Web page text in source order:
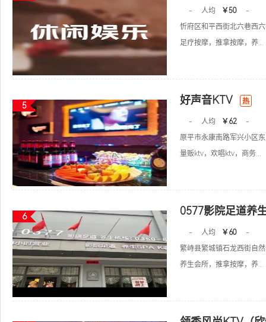
- 人均 ￥50
-
忻府区和平西街北六巷西
足疗按摩，推拿按摩，养...
5 好声音KTV 热
- 人均 ￥62
-
原平市永康南路军兴小区
量贩ktv，欢唱ktv，商务...
6 0577影院足道养
- 人均 ￥60
-
繁峙县繁城镇石龙西街自
养生会所，推拿按摩，养...